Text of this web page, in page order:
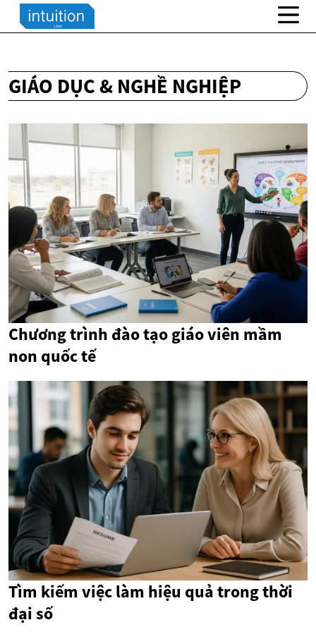
GIÁO DỤC & NGHỀ NGHIỆP
Chương trình đào tạo giáo viên mầm
non quốc tế
Tìm kiếm việc làm hiệu quả trong thời
đại số